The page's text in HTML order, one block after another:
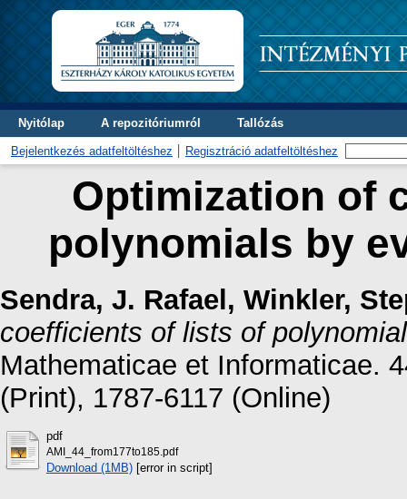
Nyitólap A repozitóriumról Tallózás
Bejelentkezés adatfeltöltéshez Regisztráció adatfeltöltéshez
Optimization of
polynomials by
Sendra, J. Rafael , Winkler,
coefficients of lists of
Mathematicae et Informaticae.
(Print), 1787-6117 (Online)
pdf
AMI_44_from177to185.pdf
Download (1MB) [error in script]